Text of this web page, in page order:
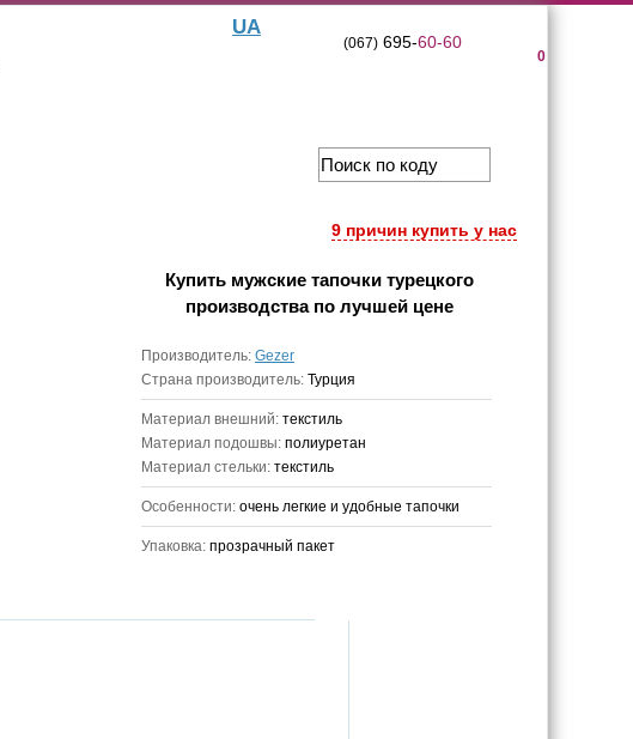
UA
0
(067)695-60-60
9 причин купить у нас
Купить мужские тапочки турецкого
производствапо лучшей цене
Производитель: Gezer
Страна производитель: Турция
Материал внешний: текстиль
Материал подошвы: полиуретан
Материал стельки: текстиль
Особенности: очень легкие и удобные тапочки
Упаковка: прозрачный пакет